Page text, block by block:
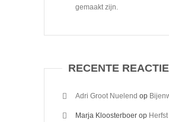
gemaakt zijn.
RECENTE
Adri Groot Nuelend op
Marja Kloosterboer op Herfst